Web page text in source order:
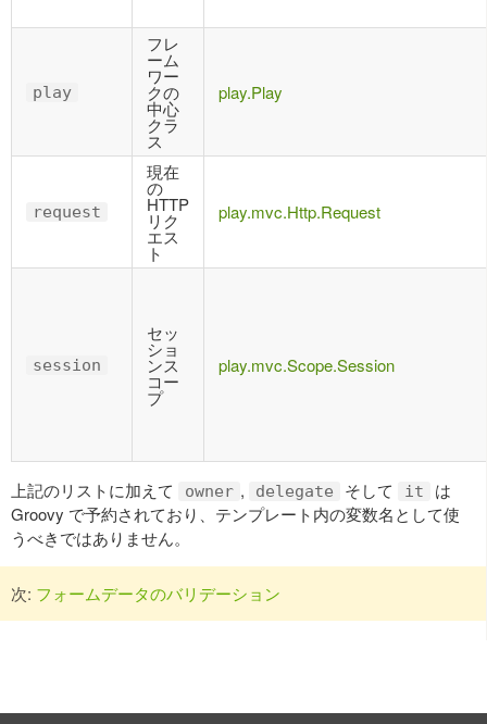
play
フレ
ーム
ワー
クの
中心
クラ
ス
play.Play
request
現在
の
HTTP
リク
エス
ト
play.mvc.Http.Request
session
セッ
ショ
ンス
コー
プ
play.mvc.Scope.Session
上記のリストに加えて owner , delegate そして it
は
Groovy で予約されており、テンプレート内の変数名として使
うべきではありません。
次: フォームデータのバリデーション